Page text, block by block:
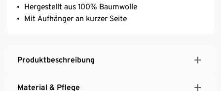
Hergestellt aus 100% Baumwolle
Mit Aufhänger an kurzer Seite
Produktbeschreibung
Material & Pflege